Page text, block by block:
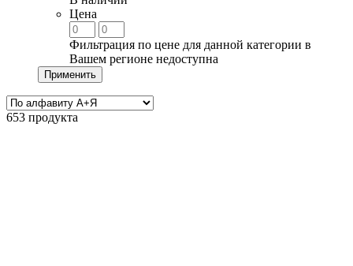
Цена
Фильтрация по цене для данной категории в
Вашем регионе недоступна
Применить
653 продукта